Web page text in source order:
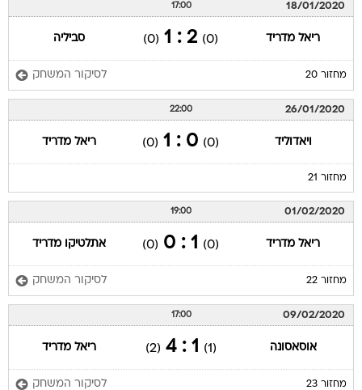
18/01/2020
17:00
ריאל מדריד (0)
2 : 1
(0) סביליה
מחזור 20 לסיקור המשחק
26/01/2020
22:00
ויאדוליד (0)
0 : 1
(0) ריאל מדריד
מחזור 21
01/02/2020
19:00
ריאל מדריד (0)
1 : 0
(0) אתלטיקו מדריד
מחזור 22 לסיקור המשחק
09/02/2020
17:00
אוסאסונה (1)
1 : 4
(2) ריאל מדריד
מחזור 23 לסיקור המשחק